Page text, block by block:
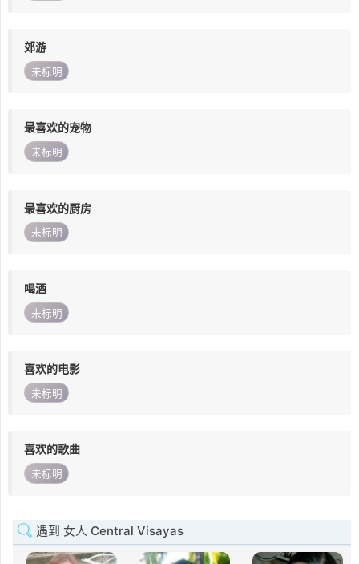
郊游
未标明
最喜欢的宠物
未标明
最喜欢的厨房
未标明
喝酒
未标明
喜欢的电影
未标明
喜欢的歌曲
未标明
遇到 女人 Central Visayas